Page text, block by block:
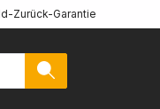
Zurück-Garantie